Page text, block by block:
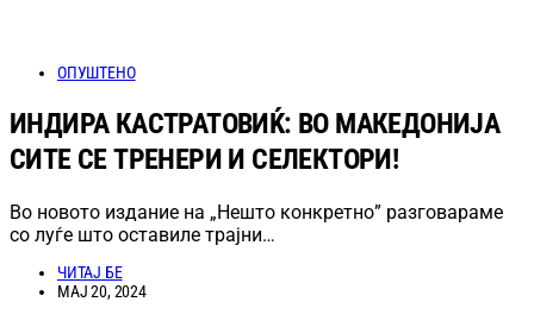
ОПУШТЕНО
ИНДИРА КАСТРАТОВИЌ: ВО МАКЕДОНИЈА
СИТЕ СЕ ТРЕНЕРИ И СЕЛЕКТОРИ!
Во новото издание на „Нешто конкретно” разговараме
со луѓе што оставиле трајни…
ЧИТАЈ БЕ
МАЈ 20, 2024